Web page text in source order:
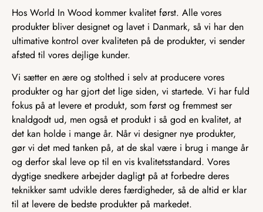
Hos World In Wood kommer kvalitet først. Alle vores
produkter bliver designet og lavet i Danmark, så vi har den
ultimative kontrol over kvaliteten på de produkter, vi sender
afsted til vores dejlige kunder.
Vi sætter en ære og stolthed i selv at producere vores
produkter og har gjort det lige siden, vi startede. Vi har fuld
fokus på at levere et produkt, som først og fremmest ser
knaldgodt ud, men også et produkt i så god en kvalitet, at
det kan holde i mange år. Når vi designer nye produkter,
gør vi det med tanken på, at de skal være i brug i mange år
og derfor skal leve op til en vis kvalitetsstandard. Vores
dygtige snedkere arbejder dagligt på at forbedre deres
teknikker samt udvikle deres færdigheder, så de altid er klar
til at levere de bedste produkter på markedet.